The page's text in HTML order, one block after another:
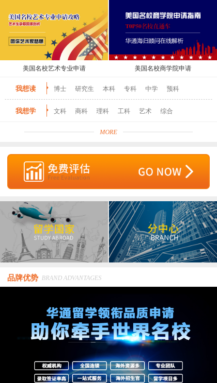
美国名校艺术专业申请 美国名校商学院申请
我想读 博士 研究生 本科 专科 中学 预科
我想学 文科 商科 理科 工科 艺术 综合
MORE
品牌优势 BRAND ADVANTAGES